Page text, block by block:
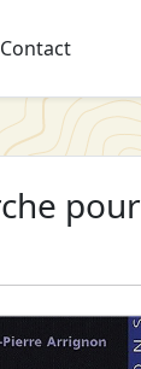
Contact
pour